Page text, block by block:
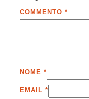
COMMENTO *
NOME *
EMAIL *